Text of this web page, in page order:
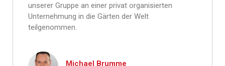
unserer Gruppe an einer privat organisierten
Unternehmung in die Gärten der Welt
teilgenommen.
Michael Brumme